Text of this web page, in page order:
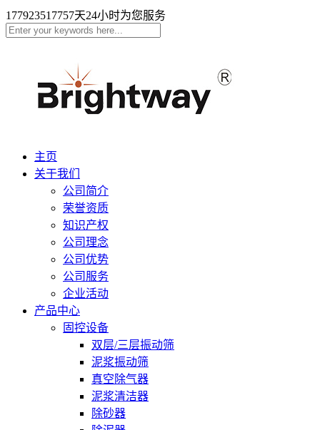
177923517757天24小时为您服务
主页
关于我们
公司简介
荣誉资质
知识产权
公司理念
公司优势
公司服务
企业活动
产品中心
固控设备
双层/三层振动筛
泥浆振动筛
真空除气器
泥浆清洁器
除砂器